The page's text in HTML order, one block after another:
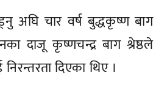
अघि चार वर्ष बुद्धकृष्ण बाग
दाजू कृष्णचन्द्र बाग श्रेष्ठले
निरन्तरता दिएका थिए ।